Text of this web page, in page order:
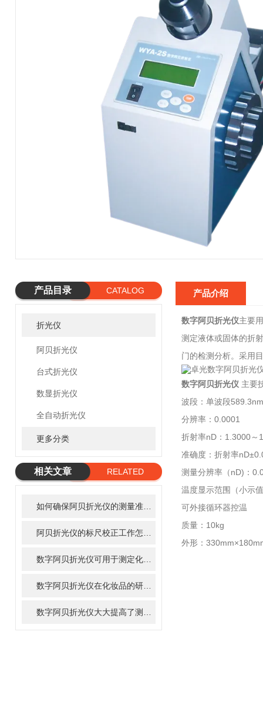
产品目录 CATALOG
折光仪
阿贝折光仪
台式折光仪
数显折光仪
全自动折光仪
更多分类
相关文章
RELATED
产品介绍
数字阿贝折光仪主要
测定液体或固体的折
门的检测分析。采用
数字阿贝折光仪 主要
波段：单波段589.3nm
分辨率：0.0001
折射率nD：1.3000～
准确度：折射率
测量分辨率（nD)：
温度显示范围（小示
可外接循环器控温
质量：10kg
外形：